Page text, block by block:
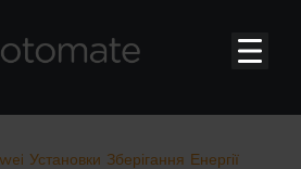
Установки Зберігання Енергії